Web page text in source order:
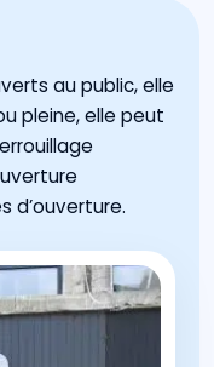
au public, elle
pleine, elle peut
d’ouverture.